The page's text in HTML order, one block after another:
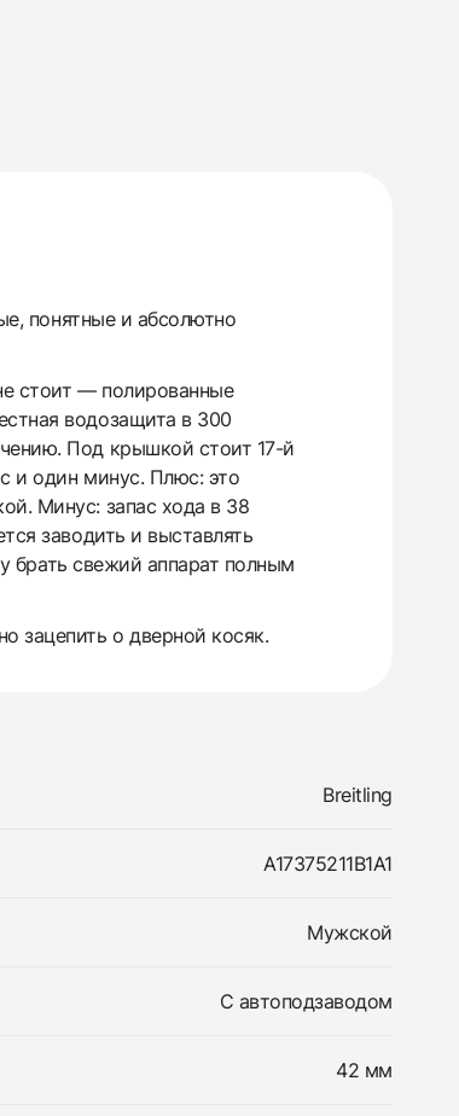
понятные и абсолютно
стоит — полированные
водозащита в 300
Под крышкой стоит 17-й
и один минус. Плюс: это
Минус: запас хода в 38
заводить и выставлять
брать свежий аппарат полным
зацепить о дверной косяк.
Breitling
A17375211B1A1
Мужской
С автоподзаводом
42 мм